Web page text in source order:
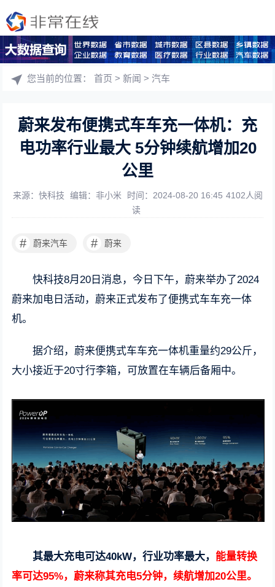
您当前的位置：首页 >新闻 >汽车
蔚来发布便携式车车充一体机：充
电功率行业最大 5分钟续航增加20
公里
来源：快科技 编辑：非小米 时间：2024-08-20 16:45 4102人阅
读
# 蔚来汽车 # 蔚来
快科技8月20日消息，今日下午，蔚来举办了2024
蔚来加电日活动，蔚来正式发布了便携式车车充一体
机。
据介绍，蔚来便携式车车充一体机重量约29公斤，
大小接近于20寸行李箱，可放置在车辆后备厢中。
其最大充电可达40kW，行业功率最大， 能量转换
率可达95%，蔚来称其充电5分钟，续航增加20公里。